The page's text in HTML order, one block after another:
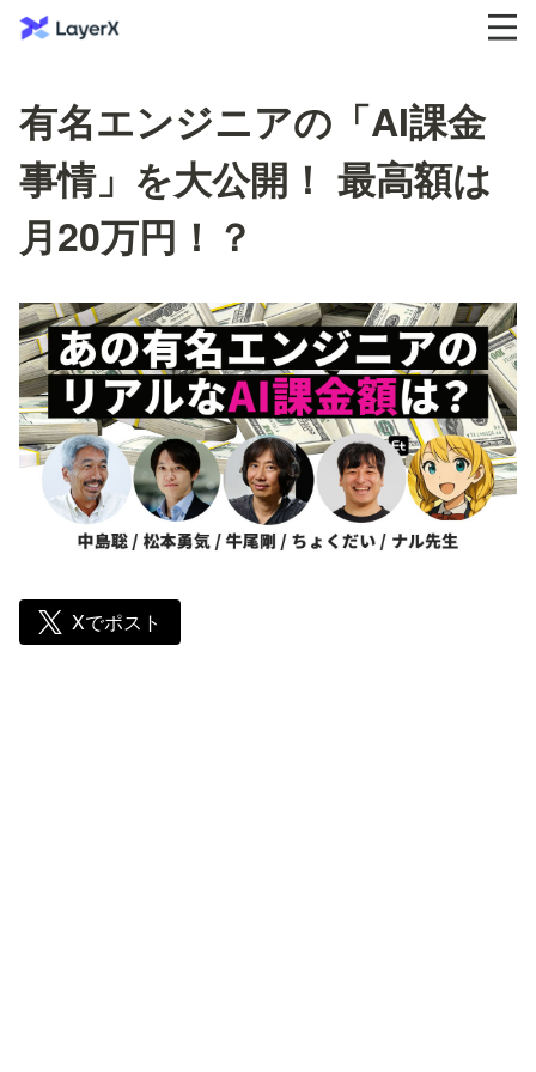
有名エンジニアの「AI課金
事情」を大公開！ 最高額は
月20万円！？
Xでポスト